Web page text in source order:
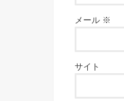
メール ※
サイト